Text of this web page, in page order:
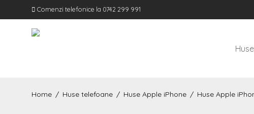
Comenzi telefonice la 0742 299 991
Home / Huse telefoane / Huse Apple iPhone / Huse Apple